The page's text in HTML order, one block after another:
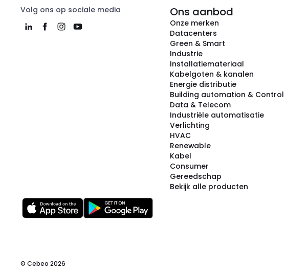
Volg ons op sociale media Ons aanbod
Onze merken
Datacenters
Green & Smart
Industrie
Installatiemateriaal
Kabelgoten & kanalen
Energie distributie
Building automation & Control
Data & Telecom
Industriële automatisatie
Verlichting
HVAC
Renewable
Kabel
Consumer
Gereedschap
Bekijk alle producten
© Cebeo 2026